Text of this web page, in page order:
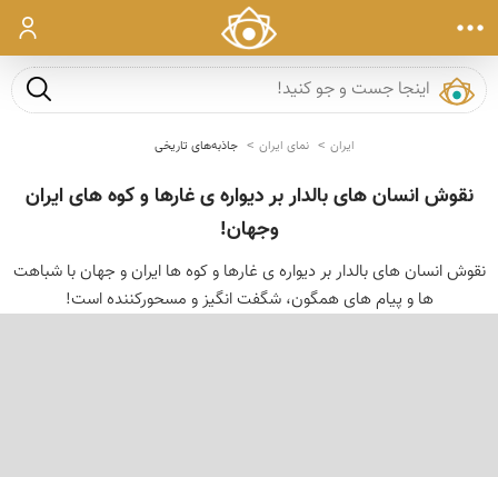
ورود
جست و
ایران نمای ایران جاذبه‌های تاریخی
نقوش انسان های بالدار بر دیواره ی غارها و کوه های ایران
وجهان!
نقوش انسان های بالدار بر دیواره ی غارها و کوه ها ایران و جهان با شباهت
ها و پیام های همگون، شگفت انگیز و مسحورکننده است!